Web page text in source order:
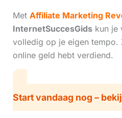
Met Affiliate Marketing
InternetSuccesGidskun je
volledig op je eigen tempo.
online geld hebt verdiend.
Start vandaag nog –